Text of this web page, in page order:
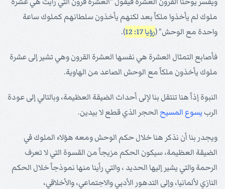
ملوك لم يأخذوا ملكاً بعد لكنهم يأخذون سلطانهم كملوك ساعة
واحدة مع الوحش" (رؤيا 17: 12 ).
فأصابع التمثال العشرة هي نفسها العشرة القرون وهي تشير إلى عشرة
ملوك يأخذون ملكاً مع الوحش الصاعد من الهاوية.
النبوة إذاً هنا تنتقل بنا لإلى أحداث الضيقة العظيمة، وبالتالي إلى عودة
الرب يسوع المسيح الحجر الذي قطع لا بيدين.
ويجدر بنا أن نذكر هنا خلال حكم الوحش ومعه هؤلاء الملوك في
الضيقة العظيمة، سيكون الحكم مزيجاً من القسوة التي لا تعرف
الرحمة والتي يشير إليها الحديد ، والتي رأينا منها نموذجاً خلال الحكم
النازي لألمانيا، وإلى التدهور الأدبي والاجتماعي، والأخلاقي،